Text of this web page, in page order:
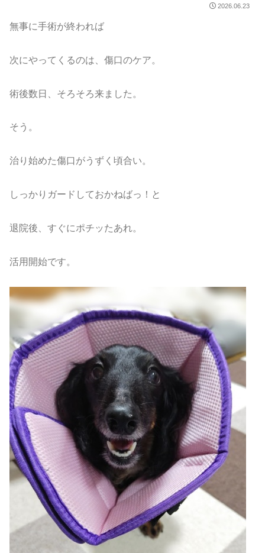
2026.06.23
無事に手術が終われば
次にやってくるのは、傷口のケア。
術後数日、そろそろ来ました。
そう。
治り始めた傷口がうずく頃合い。
しっかりガードしておかねばっ！と
退院後、すぐにポチッたあれ。
活用開始です。